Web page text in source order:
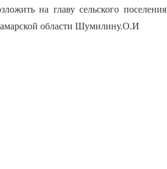
на главу сельского поселения
области Шумилину.О.И